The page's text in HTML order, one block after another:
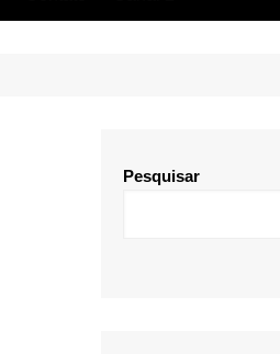
Pesquisar